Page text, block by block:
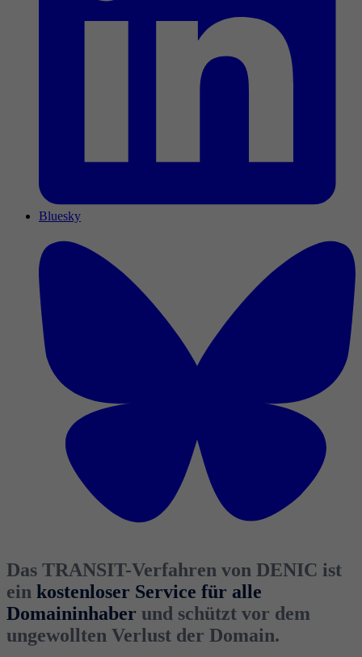
Bluesky
Das TRANSIT-Verfahren von DENIC ist
ein kostenloser Service für alle
Domaininhaber und schützt vor dem
ungewollten Verlust der Domain.